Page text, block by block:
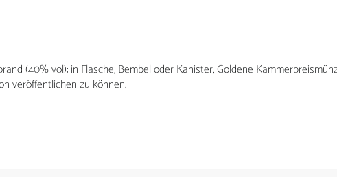
(40% vol); in Flasche, Bembel oder Kanister, Goldene
veröffentlichen zu können.